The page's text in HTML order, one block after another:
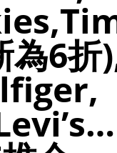
6折